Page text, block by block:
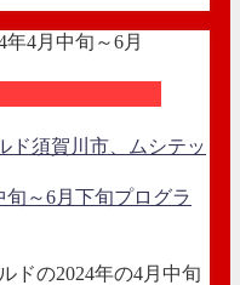
ド須賀川市、ムシテッ
～6月下旬プログラ
ドの2024年の4月中旬